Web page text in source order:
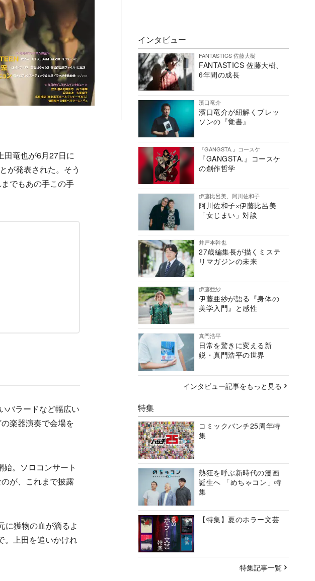
田竜也が6月27日に
が発表された。そう
でもあの手この手
バラードなど幅広い
楽器演奏で会場を
。ソロコンサート
が、これまで披露
に獲物の血が滴るよ
。上田を追いかけれ
インタビュー
FANTASTICS 佐藤大樹
FANTASTICS 佐藤大樹、
6年間の成長
濱口竜介
濱口竜介が紐解くブレッ
ソンの『覚書』
『GANGSTA.』コースケ
『GANGSTA.』コースケ
の創作哲学
伊藤比呂美、阿川佐和子
阿川佐和子×伊藤比呂美
「女じまい」対談
井戸本幹也
27歳編集長が描くミステ
リマガジンの未来
伊藤亜紗
伊藤亜紗が語る『身体の
美学入門』と感性
真門浩平
日常を驚きに変える新
鋭・真門浩平の世界
インタビュー記事をもっと見る
特集
コミックバンチ25周年特
集
熱狂を呼ぶ新時代の漫画
誕生へ 「めちゃコン」特
集
【特集】夏のホラー文芸
特集記事一覧